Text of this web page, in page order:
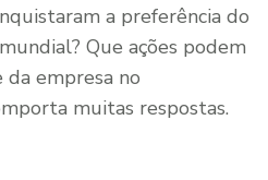
a preferência do
Que ações podem
empresa no
muitas respostas.